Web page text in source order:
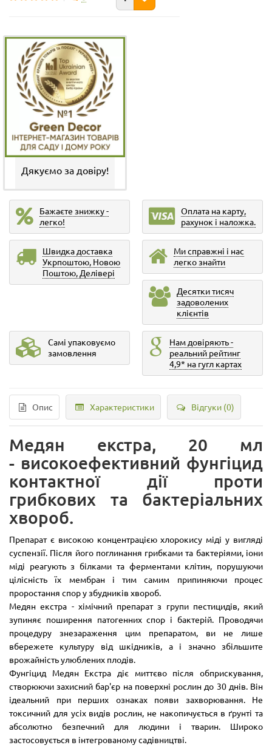
Дякуємо за довіру!
Бажаєте знижку -
легко!
Оплата на карту,
рахунок і наложка.
Швидка доставка
Укрпоштою, Новою
Поштою, Делівері
Ми справжні і нас
легко знайти
Десятки тисяч
задоволених
клієнтів
Самі упаковуємо
замовлення
Нам довіряють -
реальний рейтинг
4,9* на гугл картах
Опис Характеристики Відгуки (0)
Медян екстра, 20 мл
- високоефективний фунгіцид
контактної дії проти
грибкових та бактеріальних
хвороб.
Препарат є високою концентрацією хлорокису міді у вигляді
суспензії. Після його поглинання грибками та бактеріями, іони
міді реагують з білками та ферментами клітин, порушуючи
цілісність їх мембран і тим самим припиняючи процес
проростання спор у збудників хвороб.
Медян екстра - хімічний препарат з групи пестицидів, який
зупиняє поширення патогенних спор і бактерій. Проводячи
процедуру знезараження цим препаратом, ви не лише
вбережете культуру від шкідників, а і значно збільшите
врожайність улюблених плодів.
Фунгіцид Медян Екстра діє миттєво після обприскування,
створюючи захисний бар'єр на поверхні рослин до 30 днів. Він
ідеальний при перших ознаках появи захворювання. Не
токсичний для усіх видів рослин, не накопичується в ґрунті та
абсолютно безпечний для людини і тварин. Широко
застосовується в інтегрованому садівництві.